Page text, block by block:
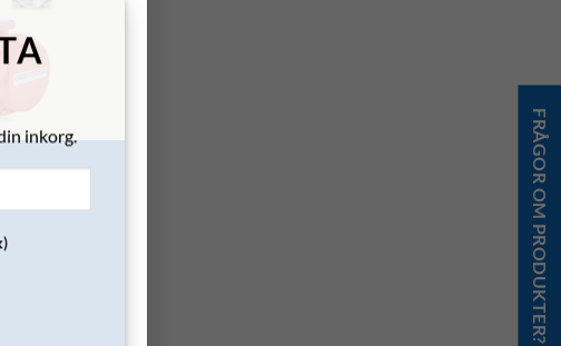
inkorg.
)
utbytbara.
FRÅGOR OM PRODUKTER?